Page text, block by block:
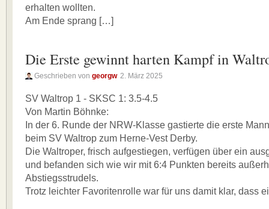
erhalten wollten.
Am Ende sprang […]
Die Erste gewinnt harten Kampf in
Geschrieben von georgw 2. März 2025
SV Waltrop 1 - SKSC 1: 3.5-4.5
Von Martin Böhnke:
In der 6. Runde der NRW-Klasse gastierte die erste
beim SV Waltrop zum Herne-Vest Derby.
Die Waltroper, frisch aufgestiegen, verfügen über ein
und befanden sich wie wir mit 6:4 Punkten bereits
Abstiegsstrudels.
Trotz leichter Favoritenrolle war für uns damit klar, dass